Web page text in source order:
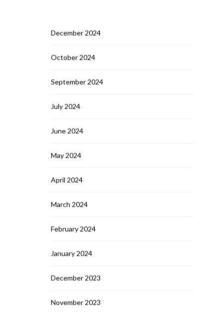
December 2024
October 2024
September 2024
July 2024
June 2024
May 2024
April 2024
March 2024
February 2024
January 2024
December 2023
November 2023